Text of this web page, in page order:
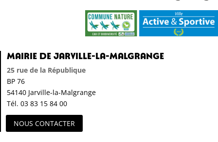
Mairie de Jarville-la-Malgrange
25 rue de la République
BP 76
54140 Jarville-la-Malgrange
Tél. 03 83 15 84 00
NOUS CONTACTER